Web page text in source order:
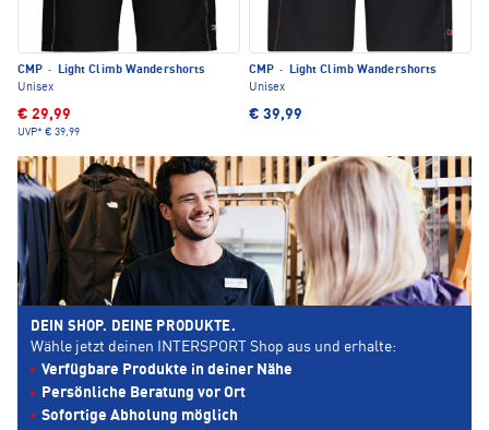
CMP ·
Light Climb Wandershorts
Unisex
€ 29,99
UVP* € 39,99
CMP ·
Light Climb Wandershorts
Unisex
€ 39,99
DEIN SHOP. DEINE PRODUKTE.
Wähle jetzt deinen INTERSPORT Shop aus und erhalte:
Verfügbare Produkte in deiner Nähe
Persönliche Beratung vor Ort
Sofortige Abholung möglich